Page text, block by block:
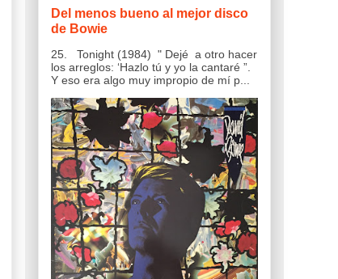
Del menos bueno al mejor disco
de Bowie
25. Tonight (1984) " Dejé a otro hacer
los arreglos: ‘Hazlo tú y yo la cantaré ”.
Y eso era algo muy impropio de mí p...